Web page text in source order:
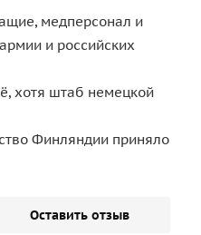
медперсонал и
и российских
хотя штаб немецкой
Финляндии приняло
Оставить отзыв